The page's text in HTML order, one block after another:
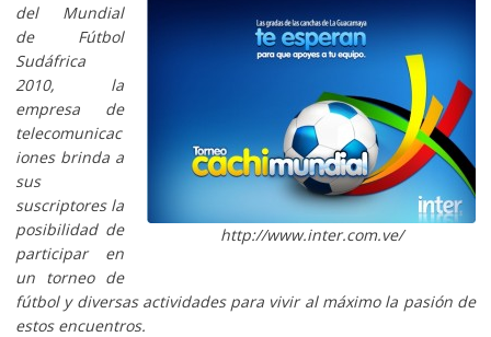
http://www.inter.com.ve/
del Mundial
de Fútbol
Sudáfrica
2010, la
empresa de
telecomunicac
iones brinda a
sus
suscriptores la
posibilidad de
participar en
un torneo de
fútbol y diversas actividades para vivir al máximo la pasión de
estos encuentros.